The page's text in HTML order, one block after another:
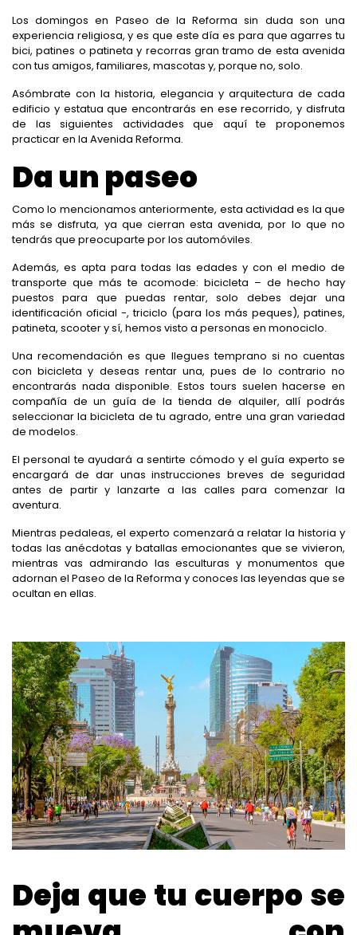
Los domingos en Paseo de la Reforma sin duda son una
experiencia religiosa, y es que este día es para que agarres tu
bici, patines o patineta y recorras gran tramo de esta avenida
con tus amigos, familiares, mascotas y, porque no, solo.
Asómbrate con la historia, elegancia y arquitectura de cada
edificio y estatua que encontrarás en ese recorrido, y disfruta
de las siguientes actividades que aquí te proponemos
practicar en la Avenida Reforma.
Da un paseo
Como lo mencionamos anteriormente, esta actividad es la que
más se disfruta, ya que cierran esta avenida, por lo que no
tendrás que preocuparte por los automóviles.
Además, es apta para todas las edades y con el medio de
transporte que más te acomode: bicicleta – de hecho hay
puestos para que puedas rentar, solo debes dejar una
identificación oficial -, triciclo (para los más peques), patines,
patineta, scooter y sí, hemos visto a personas en monociclo.
Una recomendación es que llegues temprano si no cuentas
con bicicleta y deseas rentar una, pues de lo contrario no
encontrarás nada disponible. Estos tours suelen hacerse en
compañía de un guía de la tienda de alquiler, allí podrás
seleccionar la bicicleta de tu agrado, entre una gran variedad
de modelos.
El personal te ayudará a sentirte cómodo y el guía experto se
encargará de dar unas instrucciones breves de seguridad
antes de partir y lanzarte a las calles para comenzar la
aventura.
Mientras pedaleas, el experto comenzará a relatar la historia y
todas las anécdotas y batallas emocionantes que se vivieron,
mientras vas admirando las esculturas y monumentos que
adornan el Paseo de la Reforma y conoces las leyendas que se
ocultan en ellas.
Deja que tu cuerpo se